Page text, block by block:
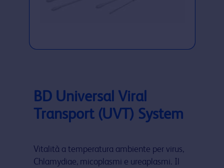
BD Universal Viral
Transport (UVT) System
Vitalità a temperatura ambiente per virus,
Chlamydiae, micoplasmi e ureaplasmi. Il